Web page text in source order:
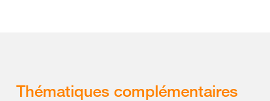
Thématiques complémentaires